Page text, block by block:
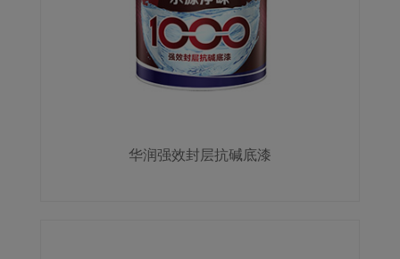
华润强效封层抗碱底漆